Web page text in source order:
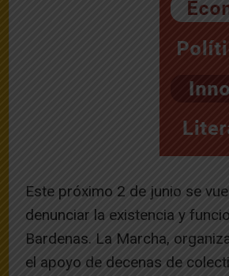
Este próximo 2 de junio se
denunciar la existencia y
Bardenas. La Marcha,
el apoyo de decenas de